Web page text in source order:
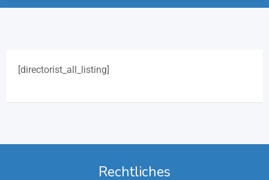
[directorist_all_listing]
Rechtliches